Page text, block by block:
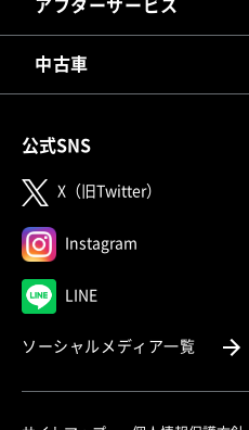
アフターサービス
中古車
公式SNS
X（旧Twitter） （別ウィン
Instagram （別ウィンドウ
LINE（別ウィンドウで開
ソーシャルメディア一覧（別ウ